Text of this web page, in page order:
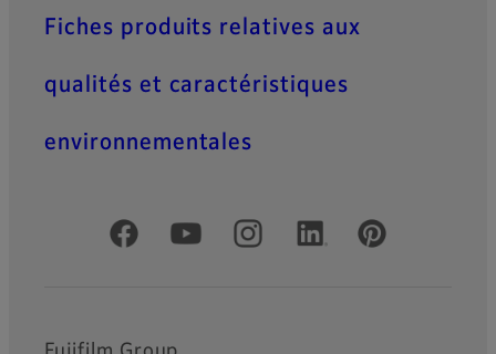
Fiches produits relatives aux
qualités et caractéristiques
environnementales
Comptes officiels réseaux sociaux